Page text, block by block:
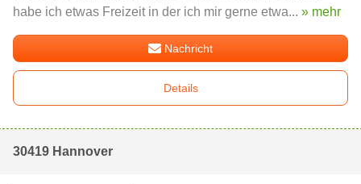
habe ich etwas Freizeit in der ich mir gerne etwa... » mehr
Nachricht
Details
30419 Hannover